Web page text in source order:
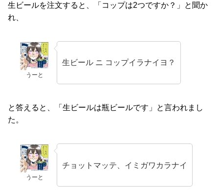
生ビールを注文すると、「コップは2つですか？」と聞か
れ、
うーと
生ビール ニ コップイラナイヨ？
と答えると、「生ビールは瓶ビールです」と言われまし
た。
うーと
チョットマッテ、イミガワカラナイ